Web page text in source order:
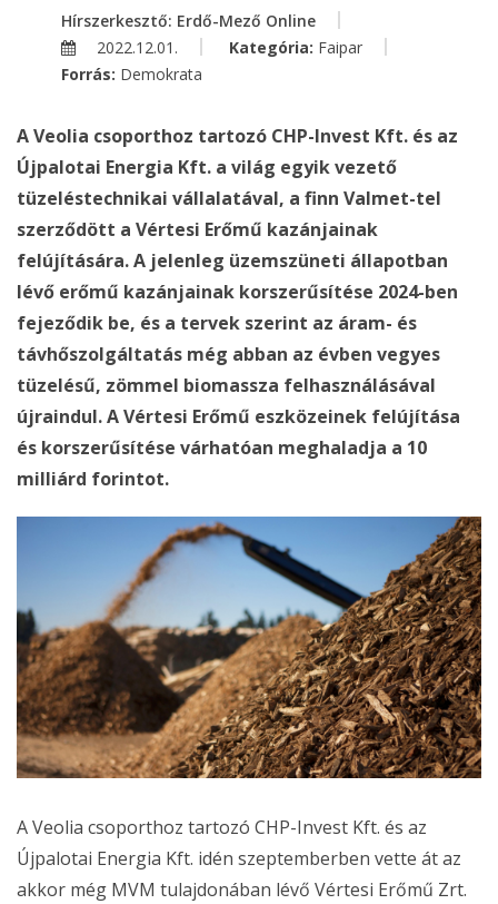
Hírszerkesztő: Erdő-Mező Online
2022.12.01.
Kategória: Faipar
Forrás: Demokrata
A Veolia csoporthoz tartozó CHP-Invest Kft. és az
Újpalotai Energia Kft. a világ egyik vezető
tüzeléstechnikai vállalatával, a finn Valmet-tel
szerződött a Vértesi Erőmű kazánjainak
felújítására. A jelenleg üzemszüneti állapotban
lévő erőmű kazánjainak korszerűsítése 2024-ben
fejeződik be, és a tervek szerint az áram- és
távhőszolgáltatás még abban az évben vegyes
tüzelésű, zömmel biomassza felhasználásával
újraindul. A Vértesi Erőmű eszközeinek felújítása
és korszerűsítése várhatóan meghaladja a 10
milliárd forintot.
A Veolia csoporthoz tartozó CHP-Invest Kft. és az
Újpalotai Energia Kft. idén szeptemberben vette át az
akkor még MVM tulajdonában lévő Vértesi Erőmű Zrt.